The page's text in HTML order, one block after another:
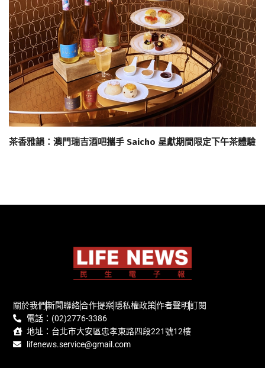
茶香雅韻：澳門瑞吉酒吧攜手 Saicho 呈獻期間限定下午茶體驗
關於我們新聞聯絡合作提案隱私權政策作者聲明訂閱
電話：(02)2776-3386
地址：台北市大安區忠孝東路四段221號12樓
lifenews.service@gmail.com